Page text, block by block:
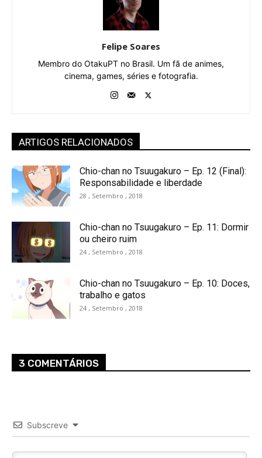
Felipe Soares
Membro do OtakuPT no Brasil. Um fã de animes,
cinema, games, séries e fotografia.
ARTIGOS RELACIONADOS
Chio-chan no Tsuugakuro – Ep. 12 (Final):
Responsabilidade e liberdade
28 , Setembro , 2018
Chio-chan no Tsuugakuro – Ep. 11: Dormir
ou cheiro ruim
24 , Setembro , 2018
Chio-chan no Tsuugakuro – Ep. 10: Doces,
trabalho e gatos
24 , Setembro , 2018
3 COMENTÁRIOS
Subscreve